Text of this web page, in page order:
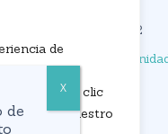
de
Al hacer clic
a nuestro
987 219 482
de